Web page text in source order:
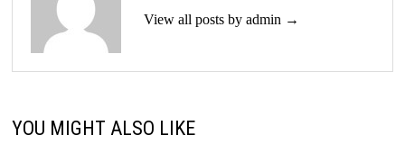
View all posts by admin →
YOU MIGHT ALSO LIKE